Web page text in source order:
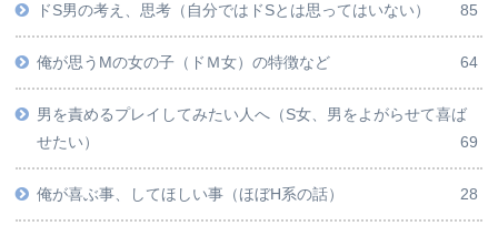
ドS男の考え、思考（自分ではドSとは思ってはいない） 85
俺が思うMの女の子（ドＭ女）の特徴など 64
男を責めるプレイしてみたい人へ（S女、男をよがらせて喜ば
せたい）
69
俺が喜ぶ事、してほしい事（ほぼH系の話） 28